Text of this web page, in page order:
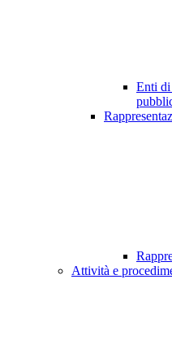
Enti
Attività e